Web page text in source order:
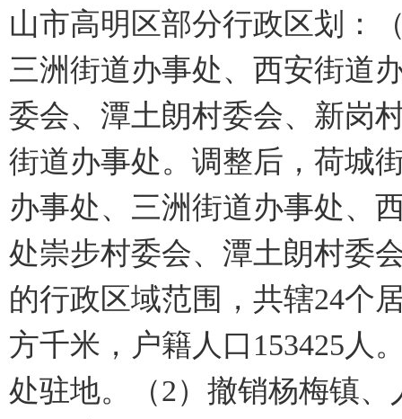
山市高明区部分行政区划：
三洲街道办事处、西安街道
委会、潭土朗村委会、新岗
街道办事处。调整后，荷城
办事处、三洲街道办事处、
处崇步村委会、潭土朗村委
的行政区域范围，共辖24个
方千米，户籍人口153425人
处驻地。（2）撤销杨梅镇